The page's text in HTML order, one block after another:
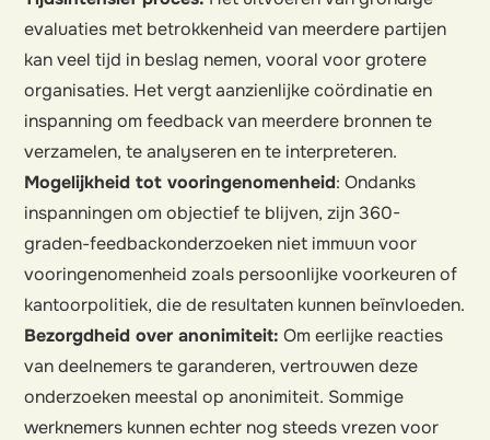
evaluaties met betrokkenheid van meerdere partijen
kan veel tijd in beslag nemen, vooral voor grotere
organisaties. Het vergt aanzienlijke coördinatie en
inspanning om feedback van meerdere bronnen te
verzamelen, te analyseren en te interpreteren.
Mogelijkheid tot vooringenomenheid: Ondanks
inspanningen om objectief te blijven, zijn 360-
graden-feedbackonderzoeken niet immuun voor
vooringenomenheid zoals persoonlijke voorkeuren of
kantoorpolitiek, die de resultaten kunnen beïnvloeden.
Bezorgdheid over anonimiteit: Om eerlijke reacties
van deelnemers te garanderen, vertrouwen deze
onderzoeken meestal op anonimiteit. Sommige
werknemers kunnen echter nog steeds vrezen voor